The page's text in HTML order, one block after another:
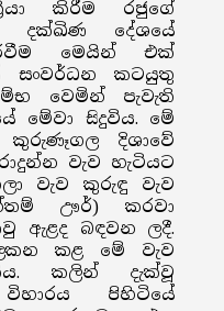
කිරීම රජුගේ
දක්ඛිණ දේශයේ
මෙයින් එක්
සංවර්ධන කටයුතු
වෙමින් පැවැති
මේවා සිදුවිය. මේ
දිශාවේ
වැව හැටියට
වැව කුරුඳු වැව
ඌර්) කරවා
ඇළද බඳවන ලදී.
කළ මේ වැව
කලින් දැක්වූ
පිහිටියේ